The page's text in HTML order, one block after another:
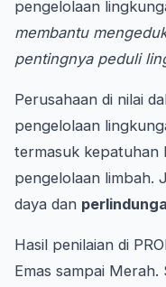
pengelolaan
membantu
pentingnya peduli
Perusahaan di nilai
pengelolaan
termasuk kepatuhan
pengelolaan limbah.
daya dan
Hasil penilaian di
Emas sampai